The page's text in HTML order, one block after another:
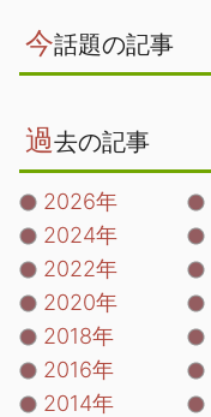
今話題の記事
過去の記事
2026年
2024年
2022年
2020年
2018年
2016年
2014年